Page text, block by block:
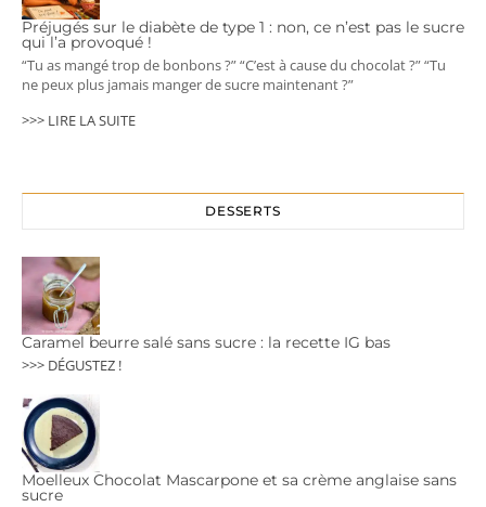
Préjugés sur le diabète de type 1 : non, ce n’est pas le sucre
qui l’a provoqué !
“Tu as mangé trop de bonbons ?” “C’est à cause du chocolat ?” “Tu
ne peux plus jamais manger de sucre maintenant ?”
>>> LIRE LA SUITE
DESSERTS
Caramel beurre salé sans sucre : la recette IG bas
>>> DÉGUSTEZ !
Moelleux Chocolat Mascarpone et sa crème anglaise sans
sucre